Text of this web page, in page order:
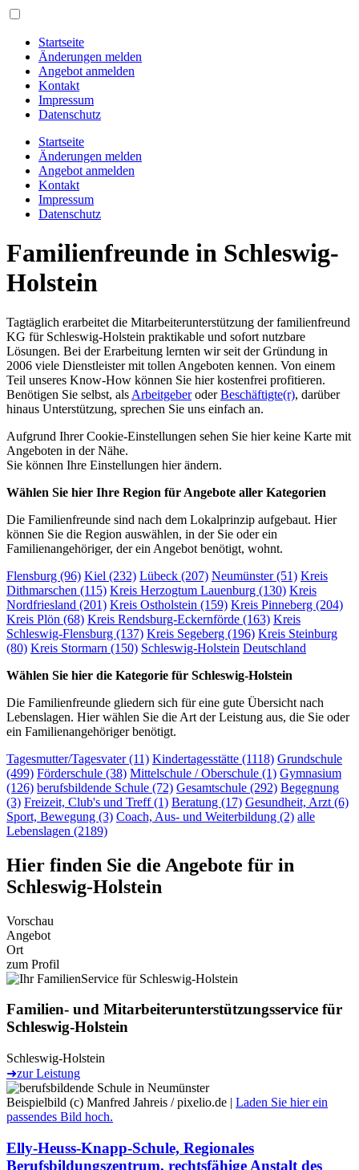
Startseite
Änderungen melden
Angebot anmelden
Kontakt
Impressum
Datenschutz
Startseite
Änderungen melden
Angebot anmelden
Kontakt
Impressum
Datenschutz
Familienfreunde in Schleswig-
Holstein
Tagtäglich erarbeitet die Mitarbeiterunterstützung der familienfreund
KG für Schleswig-Holstein praktikable und sofort nutzbare
Lösungen. Bei der Erarbeitung lernten wir seit der Gründung in
2006 viele Dienstleister mit tollen Angeboten kennen. Von einem
Teil unseres Know-How können Sie hier kostenfrei profitieren.
Benötigen Sie selbst, als ArbeitgeberoderBeschäftigte(r), darüber
hinaus Unterstützung, sprechen Sie uns einfach an.
Aufgrund Ihrer Cookie-Einstellungen sehen Sie hier keine Karte mit
Angeboten in der Nähe.
Sie können Ihre Einstellungen hierändern.
Wählen Sie hier Ihre Region für Angebote aller Kategorien
Die Familienfreunde sind nach dem Lokalprinzip aufgebaut. Hier
können Sie die Region auswählen, in der Sie oder ein
Familienangehöriger, der ein Angebot benötigt, wohnt.
Flensburg (96) Kiel (232) Lübeck (207) Neumünster (51) Kreis
Dithmarschen (115) Kreis Herzogtum Lauenburg (130) Kreis
Nordfriesland (201) Kreis Ostholstein (159) Kreis Pinneberg (204)
Kreis Plön (68) Kreis Rendsburg-Eckernförde (163) Kreis
Schleswig-Flensburg (137) Kreis Segeberg (196) Kreis Steinburg
(80) Kreis Stormarn (150) Schleswig-Holstein Deutschland
Wählen Sie hier die Kategorie für Schleswig-Holstein
Die Familienfreunde gliedern sich für eine gute Übersicht nach
Lebenslagen. Hier wählen Sie die Art der Leistung aus, die Sie oder
ein Familienangehöriger benötigt.
Tagesmutter/Tagesvater (11) Kindertagesstätte (1118) Grundschule
(499) Förderschule (38) Mittelschule / Oberschule (1) Gymnasium
(126) berufsbildende Schule (72) Gesamtschule (292) Begegnung
(3) Freizeit, Club's und Treff (1) Beratung (17) Gesundheit, Arzt (6)
Sport, Bewegung (3) Coach, Aus- und Weiterbildung (2) alle
Lebenslagen (2189)
Hier finden Sie die Angebote für in
Schleswig-Holstein
Vorschau
Angebot
Ort
zum Profil
Familien- und Mitarbeiter­unterstützungs­service für
Schleswig-Holstein
Schleswig-Holstein
➜zur Leistung
Beispielbild (c) Manfred Jahreis / pixelio.de | Laden Sie hier ein
passendes Bild hoch.
Elly-Heuss-Knapp-Schule, Regionales
Berufsbildungszentrum, rechtsfähige Anstalt des